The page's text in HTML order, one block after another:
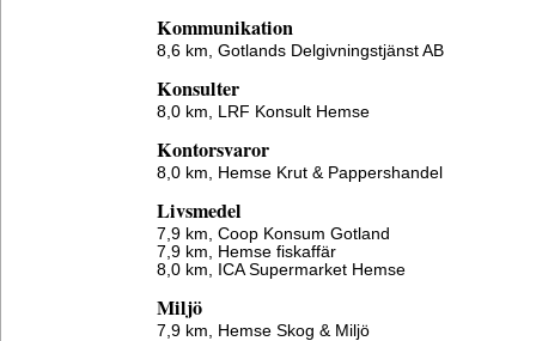
Kommunikation
8,6 km, Gotlands Delgivningstjänst AB
Konsulter
8,0 km, LRF Konsult Hemse
Kontorsvaror
8,0 km, Hemse Krut & Pappershandel
Livsmedel
7,9 km, Coop Konsum Gotland
7,9 km, Hemse fiskaffär
8,0 km, ICA Supermarket Hemse
Miljö
7,9 km, Hemse Skog & Miljö